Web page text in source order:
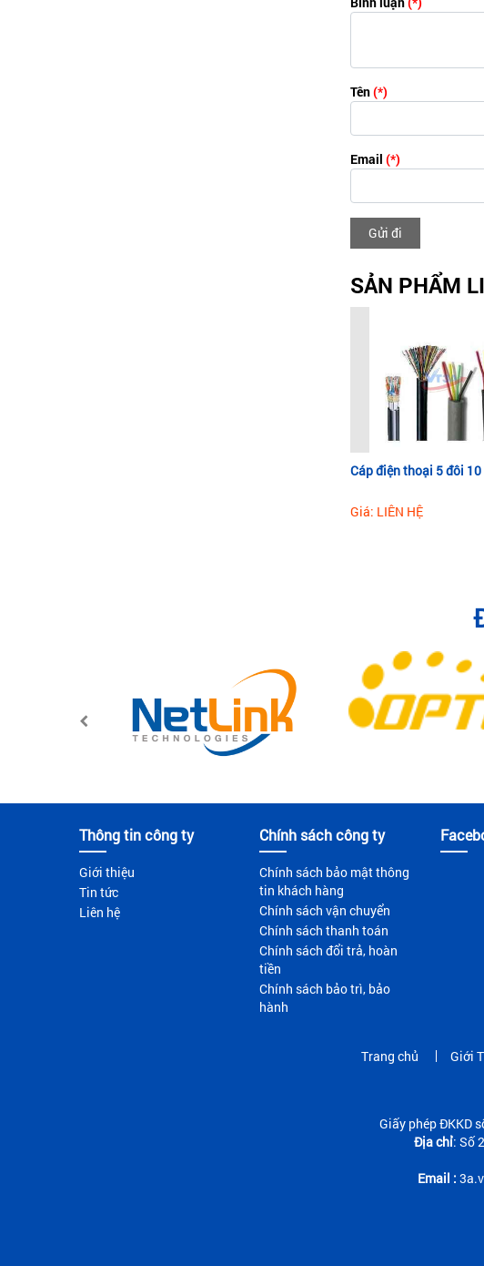
Tên(*)
Email (*)
Gửi đi
SẢN PHẨM
Cáp điện thoại 5 đôi
Giá: LIÊN HỆ
Thông tin công ty
Giới thiệu
Tin tức
Liên hệ
Chính sách công ty
Chính sách bảo mật thông
tin khách hàng
Chính sách vận chuyển
Chính sách thanh toán
Chính sách đổi trả, hoàn
tiền
Chính sách bảo trì, bảo
hành
Trang chủ Giới
Giấy phép ĐKKD
Địa chỉ: Số
Email :